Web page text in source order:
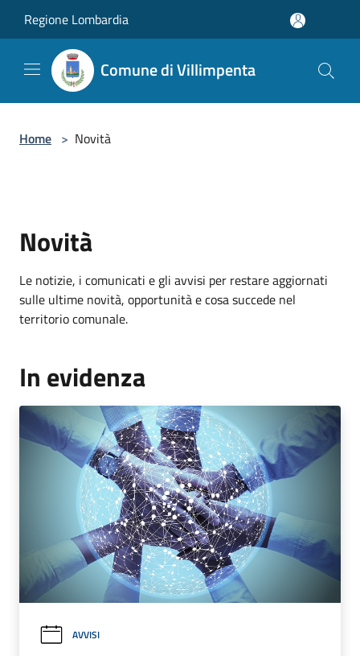
Regione Lombardia
Comune di Villimpenta
Home > Novità
Novità
Le notizie, i comunicati e gli avvisi per restare aggiornati
sulle ultime novità, opportunità e cosa succede nel
territorio comunale.
In evidenza
AVVISI